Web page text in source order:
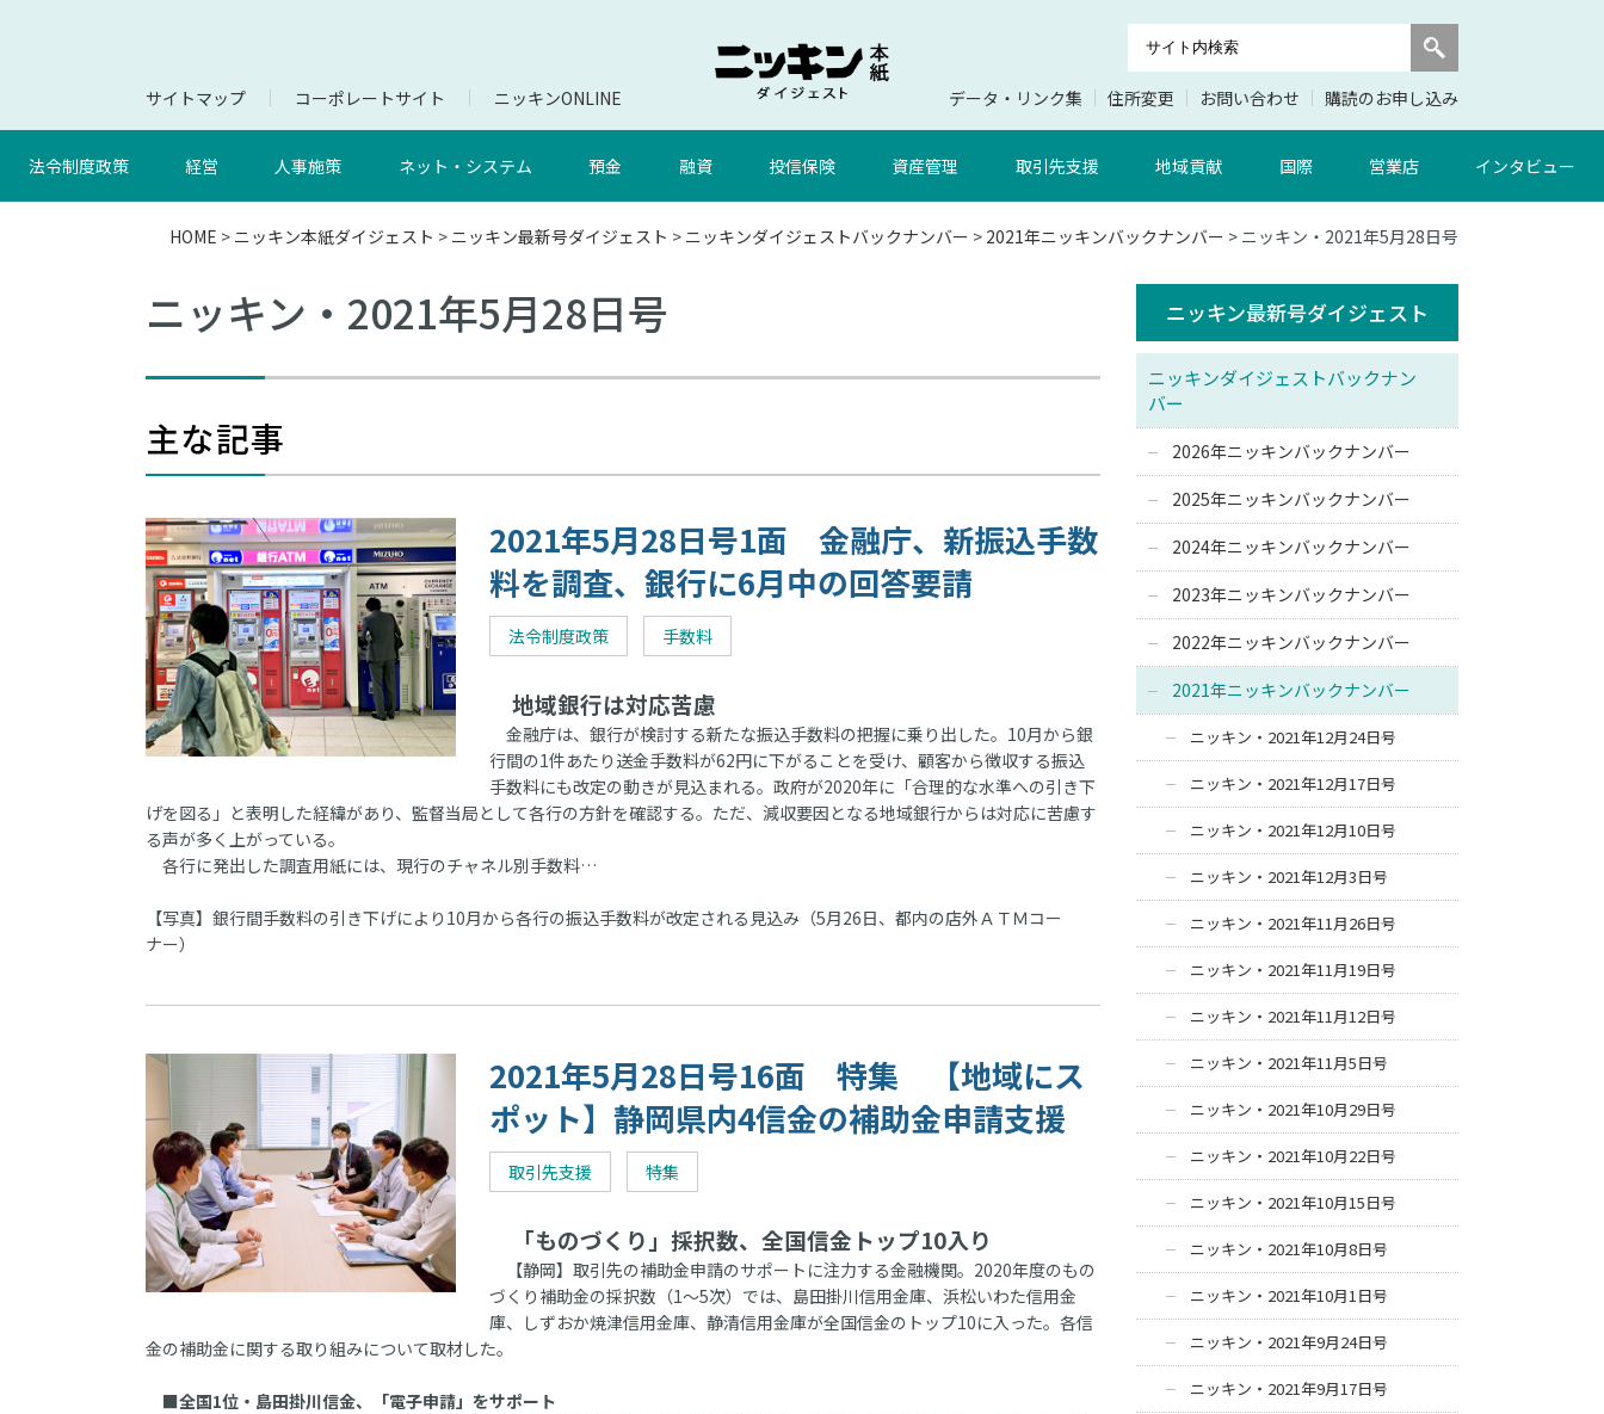
サイトマップ コーポレートサイト ニッキンONLINE データ・リンク集 住所変更 お問い合わせ 購読のお申し込み
法令制度政策 経営 人事施策 ネット・システム 預金 融資 投信保険 資産管理 取引先支援 地域貢献 国際 営業店 インタビュー
HOME > ニッキン本紙ダイジェスト > ニッキン最新号ダイジェスト > ニッキンダイジェストバックナンバー > 2021年ニッキンバックナンバー > ニッキン・2021年5月28日号
ニッキン・2021年5月28日号
主な記事
2021年5月28日号1面 金融庁、新振込手数
料を調査、銀行に6月中の回答要請
法令制度政策 手数料
地域銀行は対応苦慮
金融庁は、銀行が検討する新たな振込手数料の把握に乗り出した。10月から銀
行間の1件あたり送金手数料が62円に下がることを受け、顧客から徴収する振込
手数料にも改定の動きが見込まれる。政府が2020年に「合理的な水準への引き下
げを図る」と表明した経緯があり、監督当局として各行の方針を確認する。ただ、減収要因となる地域銀行からは対応に苦慮す
る声が多く上がっている。
各行に発出した調査用紙には、現行のチャネル別手数料…
【写真】銀行間手数料の引き下げにより10月から各行の振込手数料が改定される見込み（5月26日、都内の店外ＡＴＭコー
ナー）
2021年5月28日号16面 特集 【地域にス
ポット】静岡県内4信金の補助金申請支援
取引先支援 特集
「ものづくり」採択数、全国信金トップ10入り
【静岡】取引先の補助金申請のサポートに注力する金融機関。2020年度のもの
づくり補助金の採択数（1～5次）では、島田掛川信用金庫、浜松いわた信用金
庫、しずおか焼津信用金庫、静清信用金庫が全国信金のトップ10に入った。各信
金の補助金に関する取り組みについて取材した。
■全国1位・島田掛川信金、「電子申請」をサポート
ニッキン最新号ダイジェスト
ニッキンダイジェストバックナン
バー
2026年ニッキンバックナンバー
2025年ニッキンバックナンバー
2024年ニッキンバックナンバー
2023年ニッキンバックナンバー
2022年ニッキンバックナンバー
2021年ニッキンバックナンバー
ニッキン・2021年12月24日号
ニッキン・2021年12月17日号
ニッキン・2021年12月10日号
ニッキン・2021年12月3日号
ニッキン・2021年11月26日号
ニッキン・2021年11月19日号
ニッキン・2021年11月12日号
ニッキン・2021年11月5日号
ニッキン・2021年10月29日号
ニッキン・2021年10月22日号
ニッキン・2021年10月15日号
ニッキン・2021年10月8日号
ニッキン・2021年10月1日号
ニッキン・2021年9月24日号
ニッキン・2021年9月17日号